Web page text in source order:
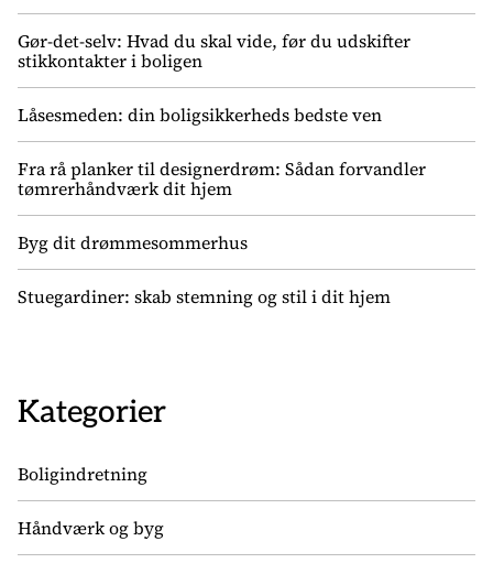
Gør-det-selv: Hvad du skal vide, før du udskifter
stikkontakter i boligen
Låsesmeden: din boligsikkerheds bedste ven
Fra rå planker til designerdrøm: Sådan forvandler
tømrerhåndværk dit hjem
Byg dit drømmesommerhus
Stuegardiner: skab stemning og stil i dit hjem
Kategorier
Boligindretning
Håndværk og byg